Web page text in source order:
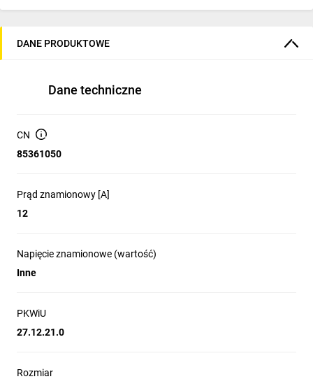
DANE PRODUKTOWE
Dane techniczne
CN
85361050
Prąd znamionowy [A]
12
Napięcie znamionowe (wartość)
Inne
PKWiU
27.12.21.0
Rozmiar